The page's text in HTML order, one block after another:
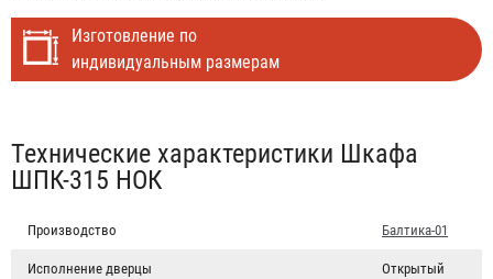
Изготовление по
индивидуальным размерам
Табы
Технические характеристики Шкафа
ШПК-315 НОК
Производство Балтика-01
Исполнение дверцы Открытый